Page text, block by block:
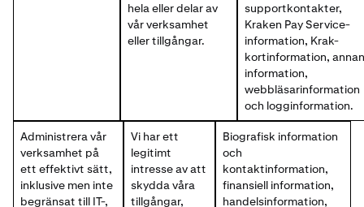
hela eller delar av
vår verksamhet
eller tillgångar.
supportkontakter,
Kraken Pay Service-
information, Krak-
kortinformation, annan
information,
webbläsarinformation
och logginformation.
Administrera vår
verksamhet på
ett effektivt sätt,
inklusive men inte
begränsat till IT-,
Vi har ett
legitimt
intresse av att
skydda våra
tillgångar,
Biografisk information
och
kontaktinformation,
finansiell information,
handelsinformation,